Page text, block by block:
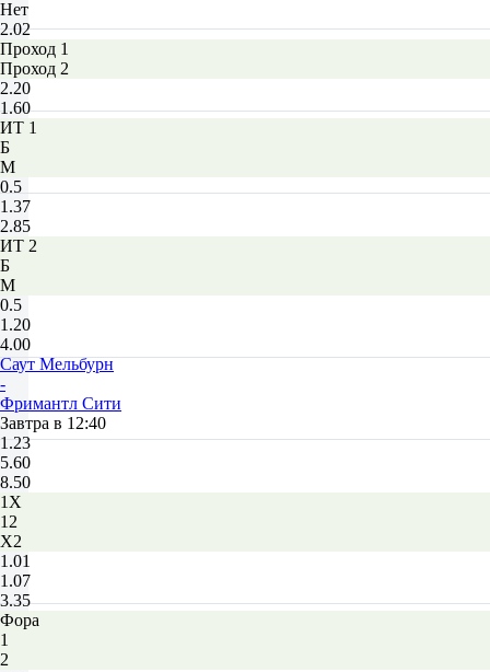
Нет
2.02
Проход 1
Проход 2
2.20
1.60
ИТ 1
Б
М
0.5
1.37
2.85
ИТ 2
Б
М
0.5
1.20
4.00
Саут Мельбурн
-
Фримантл Сити
Завтра в 12:40
1.23
5.60
8.50
1X
12
X2
1.01
1.07
3.35
Фора
1
2